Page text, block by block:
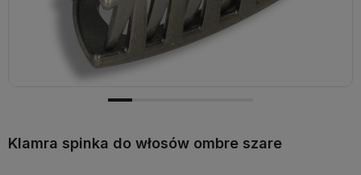
Klamra spinka do włosów ombre szare